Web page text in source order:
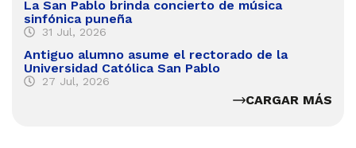
La San Pablo brinda concierto de música
sinfónica puneña
31 Jul, 2026
Antiguo alumno asume el rectorado de la
Universidad Católica San Pablo
27 Jul, 2026
CARGAR MÁS